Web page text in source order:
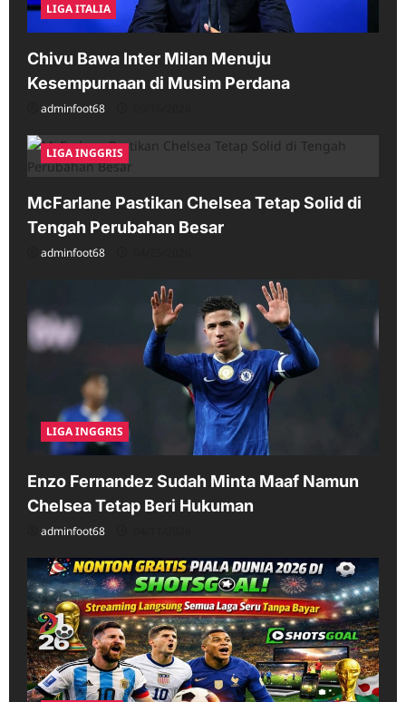
LIGA ITALIA
Chivu Bawa Inter Milan Menuju
Kesempurnaan di Musim Perdana
adminfoot68
LIGA INGGRIS
McFarlane Pastikan Chelsea Tetap Solid di
Tengah Perubahan Besar
adminfoot68
LIGA INGGRIS
Enzo Fernandez Sudah Minta Maaf Namun
Chelsea Tetap Beri Hukuman
adminfoot68